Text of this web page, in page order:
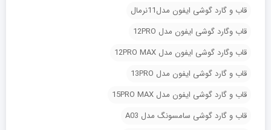
قاب و گارد گوشی ایفون مدل11نرمال
قاب وگارد گوشی ایفون مدل 12PRO
قاب وگارد گوشی ایفون مدل 12PRO MAX
قاب و گارد گوشی ایفون مدل 13PRO
قاب و گارد گوشی ایفون مدل 15PRO MAX
قاب و گارد گوشی سامسونگ مدل A03